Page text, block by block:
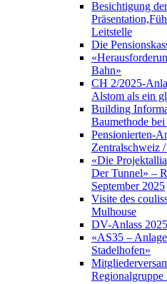
Besichtigung
Leitstelle
Die
Bahn»
CH 2/2025-
Alstom als ein
Building
Baumethode
Pensionierten-
Zentralschweiz /
«Die
Der Tunnel» –
September 2025
Visite des
Mulhouse
DV-Anlass 2025
«AS35 –
Stadelhofen»